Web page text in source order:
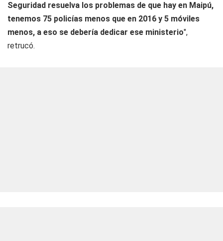
Seguridad resuelva los problemas de que hay en Maipú,
tenemos 75 policías menos que en 2016 y 5 móviles
menos, a eso se debería dedicar ese ministerio",
retrucó.